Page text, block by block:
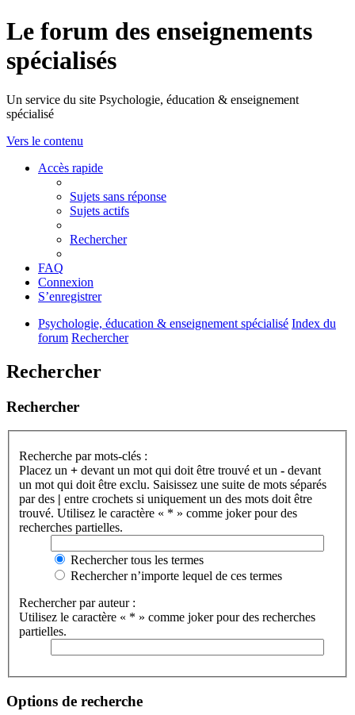
Le forum des enseignements
spécialisés
Un service du site Psychologie, éducation & enseignement
spécialisé
Vers le contenu
Accès rapide
Sujets sans réponse
Sujets actifs
Rechercher
FAQ
Connexion
S’enregistrer
Psychologie, éducation & enseignement spécialisé Index du
forum Rechercher
Rechercher
Rechercher
Recherche par mots-clés :
Placez un + devant un mot qui doit être trouvé et un - devant
un mot qui doit être exclu. Saisissez une suite de mots séparés
par des | entre crochets si uniquement un des mots doit être
trouvé. Utilisez le caractère « * » comme joker pour des
recherches partielles.
Rechercher tous les termes
Rechercher n’importe lequel de ces termes
Rechercher par auteur :
Utilisez le caractère « * » comme joker pour des recherches
partielles.
Options de recherche